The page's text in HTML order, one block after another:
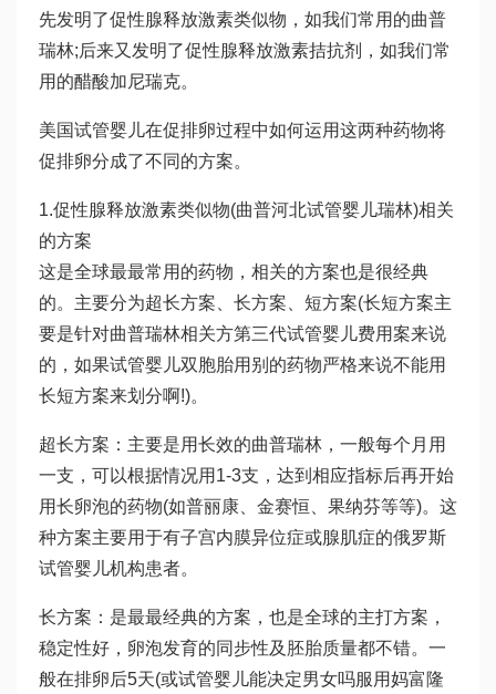
先发明了促性腺释放激素类似物，如我们常用的曲普
瑞林;后来又发明了促性腺释放激素拮抗剂，如我们常
用的醋酸加尼瑞克。
美国试管婴儿在促排卵过程中如何运用这两种药物将
促排卵分成了不同的方案。
1.促性腺释放激素类似物(曲普河北试管婴儿瑞林)相关
的方案
这是全球最最常用的药物，相关的方案也是很经典
的。主要分为超长方案、长方案、短方案(长短方案主
要是针对曲普瑞林相关方第三代试管婴儿费用案来说
的，如果试管婴儿双胞胎用别的药物严格来说不能用
长短方案来划分啊!)。
超长方案：主要是用长效的曲普瑞林，一般每个月用
一支，可以根据情况用1-3支，达到相应指标后再开始
用长卵泡的药物(如普丽康、金赛恒、果纳芬等等)。这
种方案主要用于有子宫内膜异位症或腺肌症的俄罗斯
试管婴儿机构患者。
长方案：是最最经典的方案，也是全球的主打方案，
稳定性好，卵泡发育的同步性及胚胎质量都不错。一
般在排卵后5天(或试管婴儿能决定男女吗服用妈富隆